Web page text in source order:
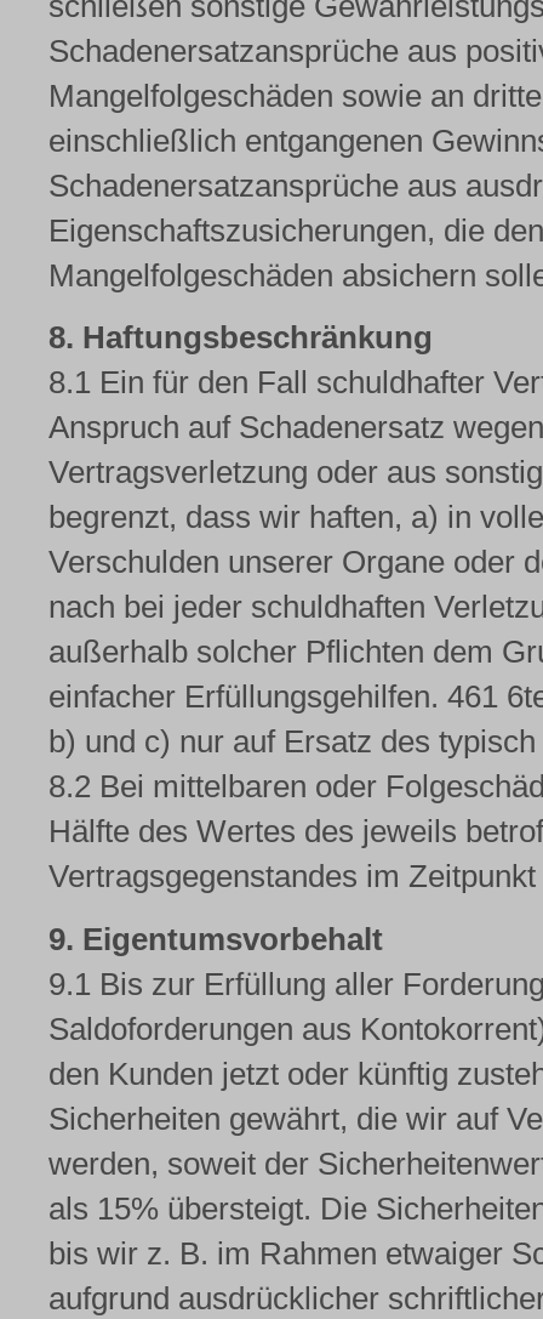
Schadenersatzansprüche aus
Mangelfolgeschäden sowie an
einschließlich entgangenen
Schadenersatzansprüche aus
Eigenschaftszusicherungen, die
Mangelfolgeschäden absichern
8. Haftungsbeschränkung
8.1 Ein für den Fall schuldhafter
Anspruch auf Schadenersatz
Vertragsverletzung oder aus
begrenzt, dass wir haften, a) in
Verschulden unserer Organe oder
nach bei jeder schuldhaften
außerhalb solcher Pflichten dem
einfacher Erfüllungsgehilfen. 461
b) und c) nur auf Ersatz des
8.2 Bei mittelbaren oder
Hälfte des Wertes des jeweils
Vertragsgegenstandes im
9. Eigentumsvorbehalt
9.1 Bis zur Erfüllung aller
Saldoforderungen aus
den Kunden jetzt oder künftig
Sicherheiten gewährt, die wir auf
werden, soweit der
als 15% übersteigt. Die
bis wir z. B. im Rahmen etwaiger
aufgrund ausdrücklicher